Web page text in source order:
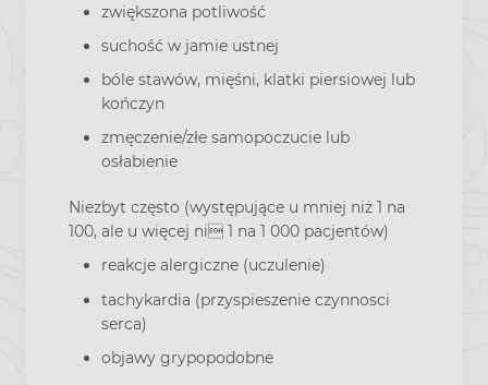
zwiększona potliwość
suchość w jamie ustnej
bóle stawów, mięśni, klatki piersiowej lub
kończyn
zmęczenie/złe samopoczucie lub
osłabienie
Niezbyt często (występujące u mniej niż 1 na
100, ale u więcej ni 1 na 1 000 pacjentów)
reakcje alergiczne (uczulenie)
tachykardia (przyspieszenie czynnosci
serca)
objawy grypopodobne